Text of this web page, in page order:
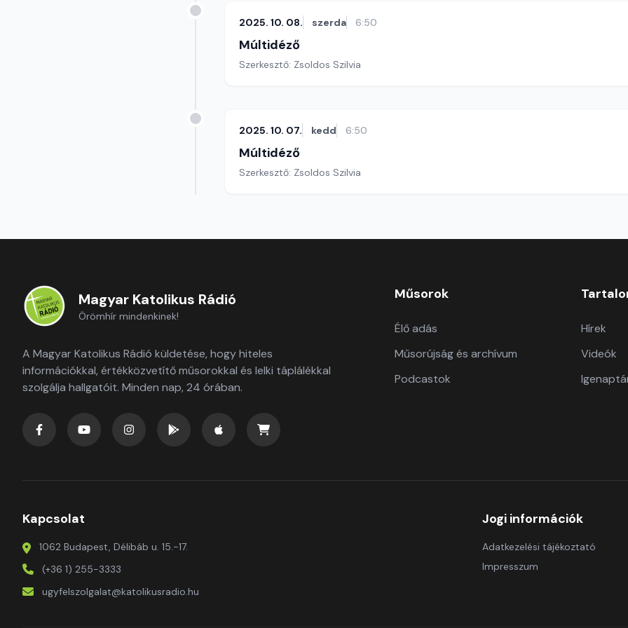
2025. 10. 08. szerda 6:50
Múltidéző
Szerkesztő: Zsoldos Szilvia
2025. 10. 07. kedd 6:50
Múltidéző
Szerkesztő: Zsoldos Szilvia
Magyar Katolikus Rádió
Örömhír mindenkinek!
A Magyar Katolikus Rádió küldetése, hogy hiteles
információkkal, értékközvetítő műsorokkal és lelki táplálékkal
szolgálja hallgatóit. Minden nap, 24 órában.
Műsorok
Élő adás
Műsorújság és archívum
Podcastok
Hírek
Videók
Kapcsolat
1062 Budapest, Délibáb u. 15.-17.
(+36 1) 255-3333
ugyfelszolgalat@katolikusradio.hu
Jogi információk
Adatkezelési tájékoztató
Impresszum